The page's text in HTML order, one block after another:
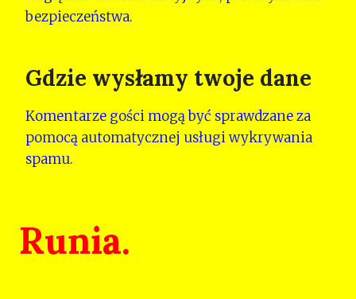
bezpieczeństwa.
Gdzie wysłamy twoje dane
Komentarze gości mogą być sprawdzane za
pomocą automatycznej usługi wykrywania
spamu.
Runia.